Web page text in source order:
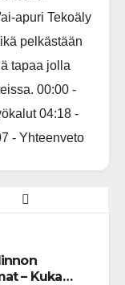
apuri Tekoäly
pelkästään
tapaa jolla
00:00 -
04:18 -
- Yhteenveto
– Kuka